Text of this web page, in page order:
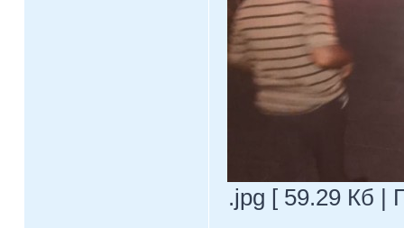
.jpg [ 59.29 Кб |